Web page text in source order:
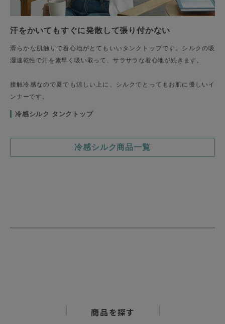
汗をかいてもすぐに発散して張り付かない
滑らかな肌触りで着心地がとてもいいタンクトップです。シルクの吸
湿速乾性で汗を素早く吸い取って、サラサラな着心地が続きます。
接触冷感なので夏でも涼しい上に、シルクでとってもお肌に優しいイ
ンナーです。
冷感シルク タンクトップ
冷感シルク商品一覧
商品を探す